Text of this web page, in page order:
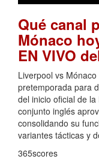
Qué canal
Mónaco
EN VIVO
Liverpool vs
pretemporada para
del inicio oficial de
conjunto inglés
consolidando su
variantes tácticas y
365scores